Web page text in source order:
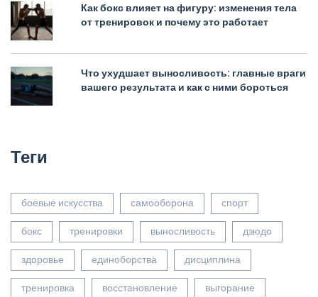
Как бокс влияет на фигуру: изменения тела
от тренировок и почему это работает
Что ухудшает выносливость: главные враги
вашего результата и как с ними бороться
Теги
боевые искусства самооборона
спорт
бокс
тренировки выносливость
дзюдо
здоровье
единоборства
дисциплина
тренировка
восстановление
выгорание